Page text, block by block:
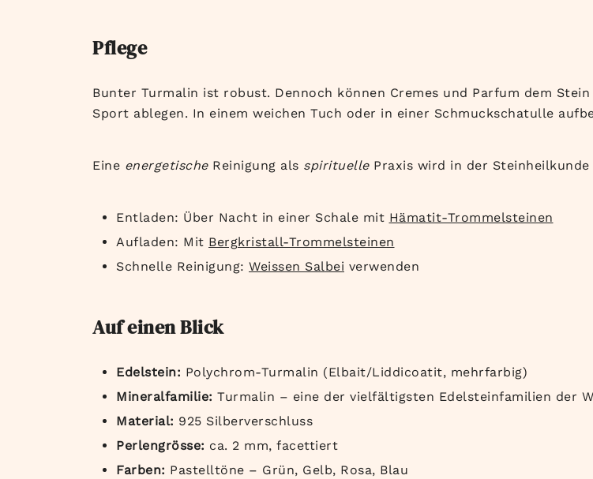
Pflege
Bunter Turmalin ist robust. Dennoch können Cremes und Parfum dem
Sport ablegen. In einem weichen Tuch oder in einer Schmuckschatulle
Eine energetischeReinigung als spirituellePraxis wird in der Steinheilkunde
Entladen: Über Nacht in einer Schale mit Hämatit-Trommelsteinen
Aufladen: Mit Bergkristall-Trommelsteinen
Schnelle Reinigung: Weissen Salbei verwenden
Auf einen Blick
Edelstein: Polychrom-Turmalin (Elbait/Liddicoatit, mehrfarbig)
Mineralfamilie: Turmalin – eine der vielfältigsten Edelsteinfamilien der
Material: 925 Silberverschluss
Perlengrösse: ca. 2 mm, facettiert
Farben: Pastelltöne – Grün, Gelb, Rosa, Blau